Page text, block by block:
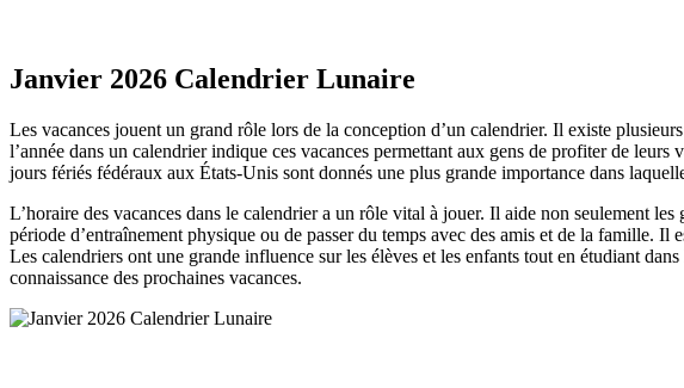
Janvier 2026 Calendrier Lunaire
Les vacances jouent un grand rôle lors de la conception d’un calendrier. Il existe
l’année dans un calendrier indique ces vacances permettant aux gens de profiter de
jours fériés fédéraux aux États-Unis sont donnés une plus grande importance dans
L’horaire des vacances dans le calendrier a un rôle vital à jouer. Il aide non seulement
période d’entraînement physique ou de passer du temps avec des amis et de la famille.
Les calendriers ont une grande influence sur les élèves et les enfants tout en étudiant
connaissance des prochaines vacances.